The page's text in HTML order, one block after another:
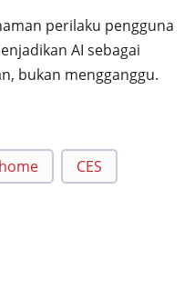
perilaku pengguna
AI sebagai
bukan mengganggu.
CES